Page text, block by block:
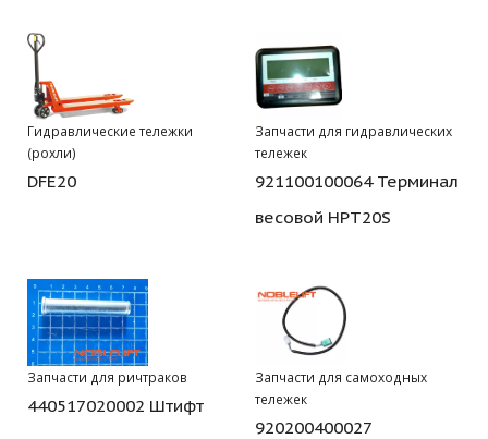
Гидравлические тележки
(рохли)
DFE20
Запчасти для гидравлических
тележек
921100100064 Терминал
весовой HPT20S
Запчасти для ричтраков
440517020002 Штифт
Запчасти для самоходных
тележек
920200400027